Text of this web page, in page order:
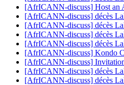
[AfrICANN-discuss] Host an
[AfrICANN-discuss] décès
[AfrICANN-discuss] décès
[AfrICANN-discuss] décès
[AfrICANN-discuss] décès
[AfrICANN-discuss] Kondo
[AfrICANN-discuss]
[AfrICANN-discuss] décès
[AfrICANN-discuss] décès